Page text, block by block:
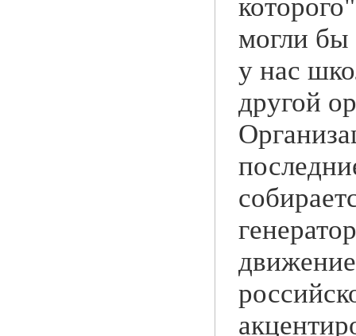
могли бы
у нас
другой